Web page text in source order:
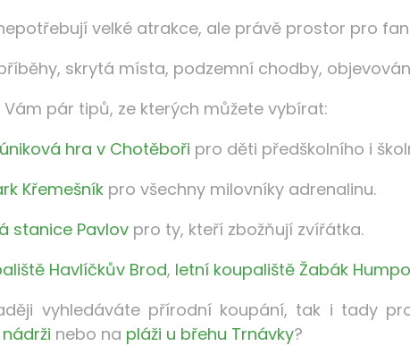
velké atrakce, ale právě prostor pro
skrytá místa, podzemní chodby,
Vám pár tipů, ze kterých můžete vybírat:
hra v Chotěboři pro děti předškolního i
Křemešník pro všechny milovníky adrenalinu.
stanice Pavlov pro ty, kteří zbožňují zvířátka.
Havlíčkův Brod, letní koupaliště Žabák
vyhledáváte přírodní koupání, tak i tady
nebo na pláži u břehu Trnávky?